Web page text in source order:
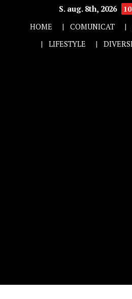
S. aug. 8th, 2026
HOME
COMUNICAT
LIFESTYLE